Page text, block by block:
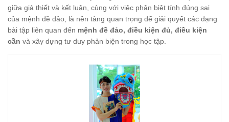
giữa giả thiết và kết luận, cùng với việc phân biệt tính đúng sai
của mệnh đề đảo, là nền tảng quan trọng để giải quyết các dạng
bài tập liên quan đến mệnh đề đảo, điều kiện đủ, điều kiện
cần và xây dựng tư duy phản biện trong học tập.